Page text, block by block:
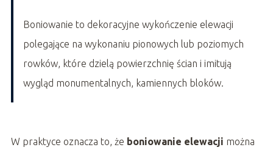
Boniowanie to dekoracyjne wykończenie elewacji
polegające na wykonaniu pionowych lub poziomych
rowków, które dzielą powierzchnię ścian i imitują
wygląd monumentalnych, kamiennych bloków.
W praktyce oznacza to, że boniowanie elewacji można